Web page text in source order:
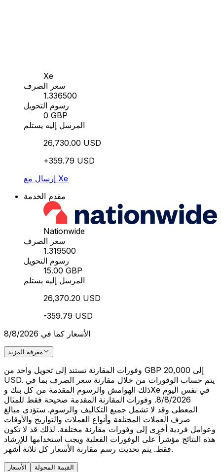
Xe
سعر الصرف
1.336500
رسوم التحويل
0 GBP
المرسل إليه يستلم
26,730.00 USD
+359.79 USD
إرسال مع Xe
مقدم الخدمة
Nationwide
سعر الصرف
1.319500
رسوم التحويل
15.00 GBP
المرسل إليه يستلم
26,370.20 USD
-359.79 USD
الأسعار كما في 8/8/2026
معرفة المزيد
وفورات المقارنة تستند إلى تحويل واحد من GBP 20,000 إلى
USD. يتم حساب الوفورات من خلال مقارنة سعر الصرف بما في
ذلك الهوامش والرسوم المقدمة من كل بنك وXe في نفس اليوم
8/8/2026. وفورات المقارنة المقدمة صحيحة فقط للمثال
المعطى وقد لا تشمل جميع التكاليف والرسوم. ستؤدي مبالغ
صرف العملات المختلفة وأنواع العملات والتواريخ والأوقات
وعوامل فردية أخرى إلى وفورات مقارنة مختلفة. لذلك قد لا تكون
هذه النتائج مؤشراً على الوفورات الفعلية ويجب استخدامها للإرشاد
فقط. يتم تحديث رسم مقارنة الأسعار كل ثلاثة أشهر.
الأسعار القيمة المحولة